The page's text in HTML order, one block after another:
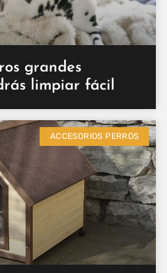
grandes
limpiar fácil
ACCESORIOS PERROS